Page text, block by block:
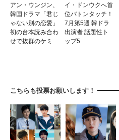
アン・ウンジン、
韓国ドラマ「君じ
ゃない別の恋愛」
初の台本読み合わ
せで抜群のケミ
イ・ドンウクへ首
位バトンタッチ！
7月第5週 韓ドラ
出演者 話題性ト
ップ5
こちらも投票お願いします！